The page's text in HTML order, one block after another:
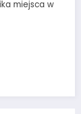
miejsca w